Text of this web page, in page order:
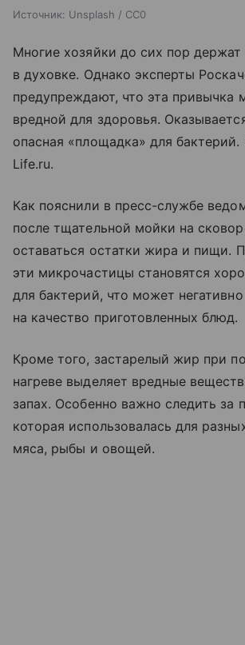
Источник: Unsplash / CC0
Многие хозяйки до сих пор
в духовке. Однако эксперты
предупреждают, что эта привычка
вредной для здоровья.
опасная «площадка» для
Life.ru.
Как пояснили в пресс-службе
после тщательной мойки на
оставаться остатки жира и пищи.
эти микрочастицы становятся
для бактерий, что может
на качество приготовленных блюд.
Кроме того, застарелый жир при
нагреве выделяет вредные
запах. Особенно важно следить за
которая использовалась для
мяса, рыбы и овощей.